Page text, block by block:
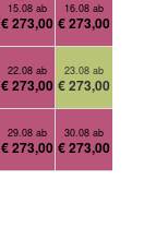
15.08 ab
€ 273,00
16.08 ab
€ 273,00
22.08 ab
€ 273,00
23.08 ab
€ 273,00
29.08 ab
€ 273,00
30.08 ab
€ 273,00